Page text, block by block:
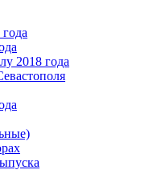
2018 года